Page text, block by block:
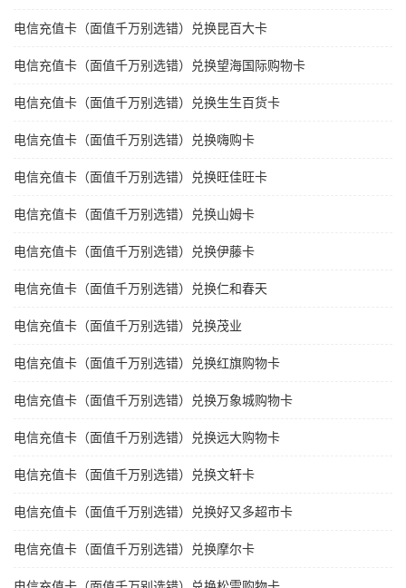
电信充值卡（面值千万别选错）兑换昆百大卡
电信充值卡（面值千万别选错）兑换望海国际购物卡
电信充值卡（面值千万别选错）兑换生生百货卡
电信充值卡（面值千万别选错）兑换嗨购卡
电信充值卡（面值千万别选错）兑换旺佳旺卡
电信充值卡（面值千万别选错）兑换山姆卡
电信充值卡（面值千万别选错）兑换伊藤卡
电信充值卡（面值千万别选错）兑换仁和春天
电信充值卡（面值千万别选错）兑换茂业
电信充值卡（面值千万别选错）兑换红旗购物卡
电信充值卡（面值千万别选错）兑换万象城购物卡
电信充值卡（面值千万别选错）兑换远大购物卡
电信充值卡（面值千万别选错）兑换文轩卡
电信充值卡（面值千万别选错）兑换好又多超市卡
电信充值卡（面值千万别选错）兑换摩尔卡